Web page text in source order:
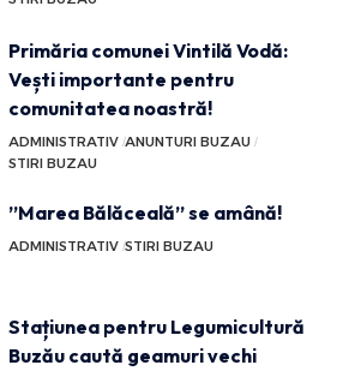
Primăria comunei Vintilă Vodă:
Vești importante pentru
comunitatea noastră!
ADMINISTRATIV ANUNTURI BUZAU
STIRI BUZAU
”Marea Bălăceală” se amână!
ADMINISTRATIV STIRI BUZAU
Stațiunea pentru Legumicultură
Buzău caută geamuri vechi